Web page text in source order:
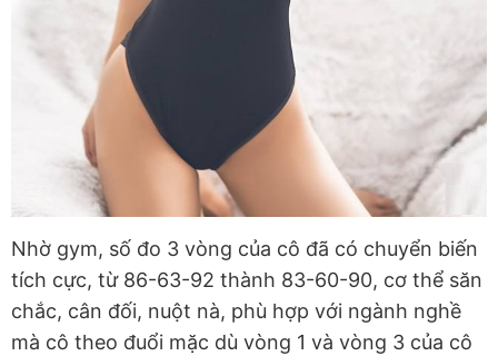
Nhờ gym, số đo 3 vòng của cô đã có chuyển biến
tích cực, từ 86-63-92 thành 83-60-90, cơ thể săn
chắc, cân đối, nuột nà, phù hợp với ngành nghề
mà cô theo đuổi mặc dù vòng 1 và vòng 3 của cô